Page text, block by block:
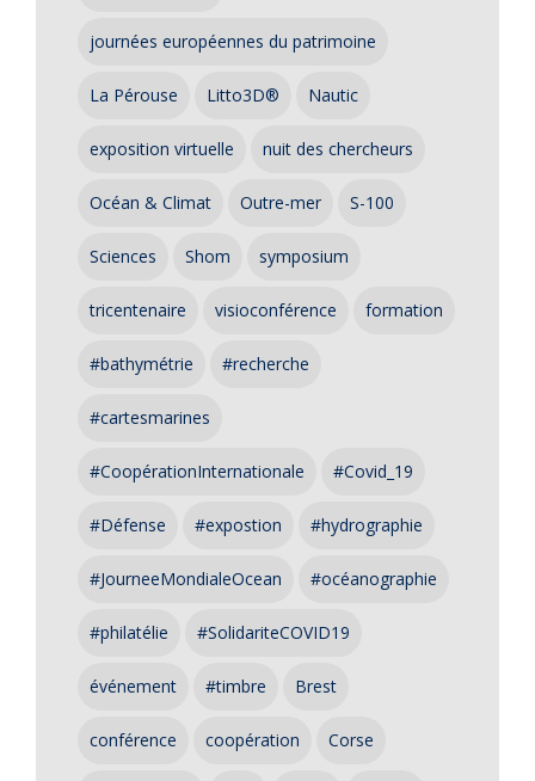
journées européennes du patrimoine
La Pérouse Litto3D® Nautic
exposition virtuelle nuit des chercheurs
Océan & Climat Outre-mer S-100
Sciences Shom symposium
tricentenaire visioconférence formation
#bathymétrie #recherche
#cartesmarines
#CoopérationInternationale #Covid_19
#Défense #expostion #hydrographie
#JourneeMondialeOcean #océanographie
#philatélie #SolidariteCOVID19
événement #timbre Brest
conférence coopération Corse